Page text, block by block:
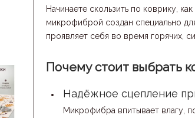
Начинаете скользить по коврику,
микрофиброй создан специально
проявляет себя во время горячих,
Почему стоит выбрать
Надёжное сцепление
Микрофибра впитывает влагу,